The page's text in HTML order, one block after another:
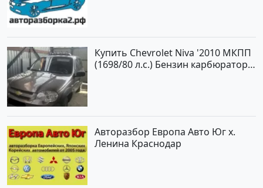
Купить Chevrolet Niva '2010 МКПП
(1698/80 л.с.) Бензин карбюратор
Авторазбор Европа Авто Юг х.
Ленина Краснодар